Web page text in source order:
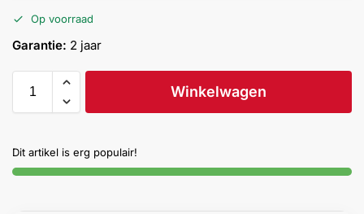
Help &
service
Op voorraad
Garantie: 2 jaar
Winkelwagen
Dit artikel is erg populair!